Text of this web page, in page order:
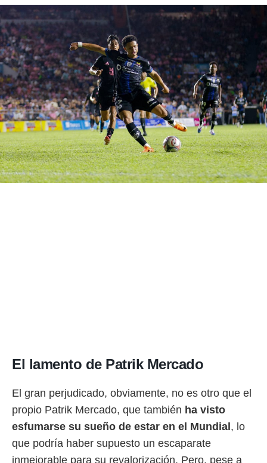
El lamento de Patrik Mercado
El gran perjudicado, obviamente, no es otro que el
propio Patrik Mercado, que también ha visto
esfumarse su sueño de estar en el Mundial , lo
que podría haber supuesto un escaparate
inmejorable para su revalorización. Pero, pese a